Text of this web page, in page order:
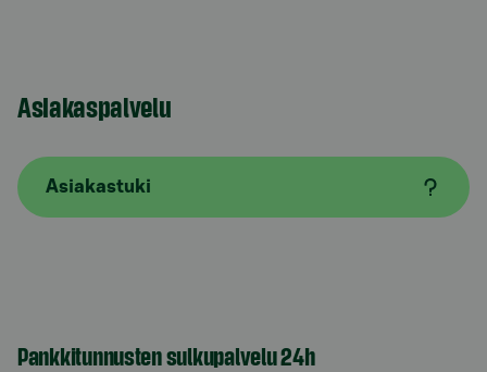
Asiakaspalvelu
Asiakastuki
Pankkitunnusten sulkupalvelu 24h